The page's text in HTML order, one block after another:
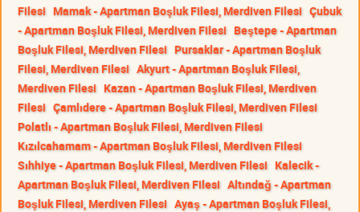
Filesi Mamak - Apartman Boşluk Filesi, Merdiven Filesi Çubuk
- Apartman Boşluk Filesi, Merdiven Filesi Beştepe - Apartman
Boşluk Filesi, Merdiven Filesi Pursaklar - Apartman Boşluk
Filesi, Merdiven Filesi Akyurt - Apartman Boşluk Filesi,
Merdiven Filesi Kazan - Apartman Boşluk Filesi, Merdiven
Filesi Çamlıdere - Apartman Boşluk Filesi, Merdiven Filesi
Polatlı - Apartman Boşluk Filesi, Merdiven Filesi
Kızılcahamam - Apartman Boşluk Filesi, Merdiven Filesi
Sıhhiye - Apartman Boşluk Filesi, Merdiven Filesi Kalecik -
Apartman Boşluk Filesi, Merdiven Filesi Altındağ - Apartman
Boşluk Filesi, Merdiven Filesi Ayaş - Apartman Boşluk Filesi,